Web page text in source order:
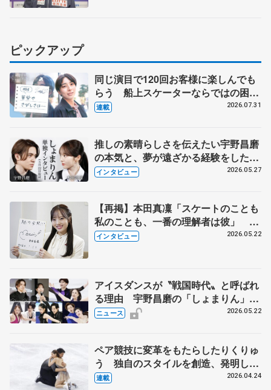
ピックアップ
同じ演目で120回お客様に楽しんでも
らう 船上スケーターならではの困難
とは 影響あったPIW前キャプテン松
連載 2026.07.31
推しの素晴らしさを伝えたい宇野昌磨
の本気と、夢が遠ざかる経験をした本
田真凜の覚悟
インタビュー 2026.05.27
【再掲】本田真凜「スケートのことも
私のことも、一番の理解者は彼」 引
退時の単独インタビューで語った競技
インタビュー 2026.05.22
アイスダンスが〝戦国時代〟と呼ばれ
る理由 宇野昌磨の「しょまりん」ら
実力者が相次いで参戦 国内の競争激
ニュース 2026.05.22
ペア競技に変革をもたらしたりくりゅ
う 独自のスタイルを創造、発明した
【引退発表後②】
連載 2026.04.24